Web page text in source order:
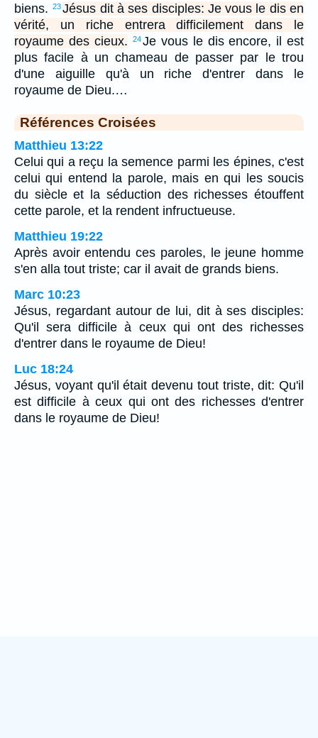
biens.
23Jésus dit à ses disciples: Je vous le dis en
vérité, un riche entrera difficilement dans le
royaume des cieux.
24Je vous le dis encore, il est
plus facile à un chameau de passer par le trou
d'une aiguille qu'à un riche d'entrer dans le
royaume de Dieu.…
Références Croisées
Matthieu 13:22
Celui qui a reçu la semence parmi les épines, c'est
celui qui entend la parole, mais en qui les soucis
du siècle et la séduction des richesses étouffent
cette parole, et la rendent infructueuse.
Matthieu 19:22
Après avoir entendu ces paroles, le jeune homme
s'en alla tout triste; car il avait de grands biens.
Marc 10:23
Jésus, regardant autour de lui, dit à ses disciples:
Qu'il sera difficile à ceux qui ont des richesses
d'entrer dans le royaume de Dieu!
Luc 18:24
Jésus, voyant qu'il était devenu tout triste, dit: Qu'il
est difficile à ceux qui ont des richesses d'entrer
dans le royaume de Dieu!